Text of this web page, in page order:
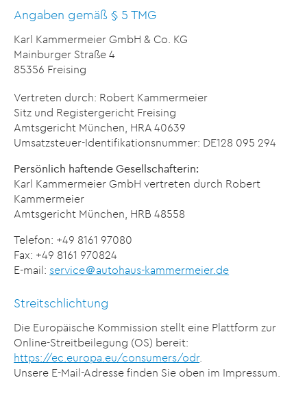
Angaben gemäß § 5 TMG
Karl Kammermeier GmbH & Co. KG
Mainburger Straße 4
85356 Freising
Vertreten durch: Robert Kammermeier
Sitz und Registergericht Freising
Amtsgericht München, HRA 40639
Umsatzsteuer-Identifikationsnummer: DE128 095 294
Persönlich haftende Gesellschafterin:
Karl Kammermeier GmbH vertreten durch Robert
Kammermeier
Amtsgericht München, HRB 48558
Telefon: +49 8161 97080
Fax: +49 8161 970824
E-mail: service＠autohaus-kammermeier.de
Streitschlichtung
Die Europäische Kommission stellt eine Plattform zur
Online-Streitbeilegung (OS) bereit:
https://ec.europa.eu/consumers/odr.
Unsere E-Mail-Adresse finden Sie oben im Impressum.